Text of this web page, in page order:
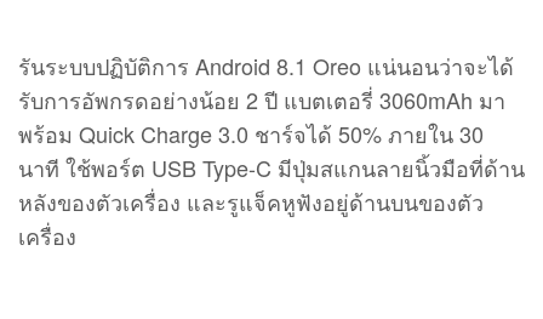
รันระบบปฏิบัติการ Android 8.1 Oreo แน่นอนว่าจะได้
รับการอัพกรดอย่างน้อย 2 ปี แบตเตอรี่ 3060mAh มา
พร้อม Quick Charge 3.0 ชาร์จได้ 50% ภายใน 30
นาที ใช้พอร์ต USB Type-C มีปุ่มสแกนลายนิ้วมือที่ด้าน
หลังของตัวเครื่อง และรูแจ็คหูฟังอยู่ด้านบนของตัว
เครื่อง